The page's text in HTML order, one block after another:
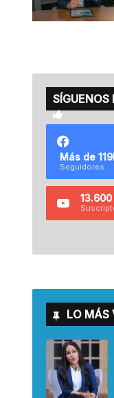
SÍGUENOS
Más de
Seguidores
13.600
LO MÁS